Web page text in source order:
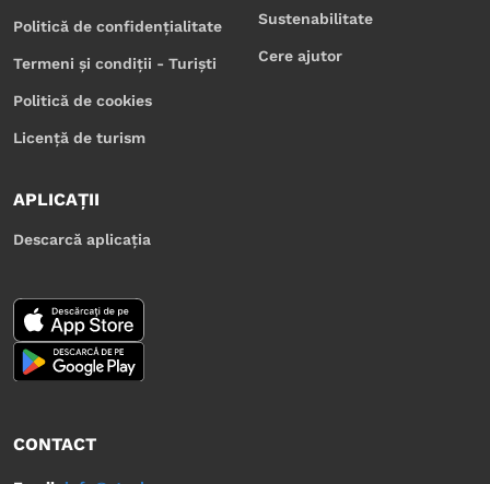
Politică de confidențialitate
Termeni și condiții - Turiști
Politică de cookies
Licență de turism
Sustenabilitate
Cere ajutor
APLICAȚII
Descarcă aplicația
CONTACT